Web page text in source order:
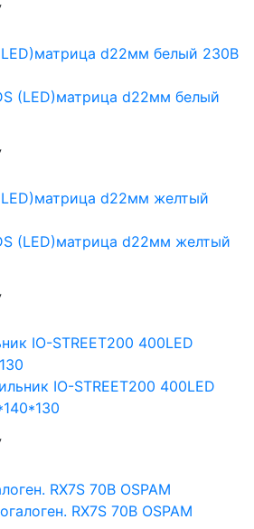
(LED)матрица d22мм белый
(LED)матрица d22мм желтый
IO-STREET200 400LED
RX7S 70B OSPAM